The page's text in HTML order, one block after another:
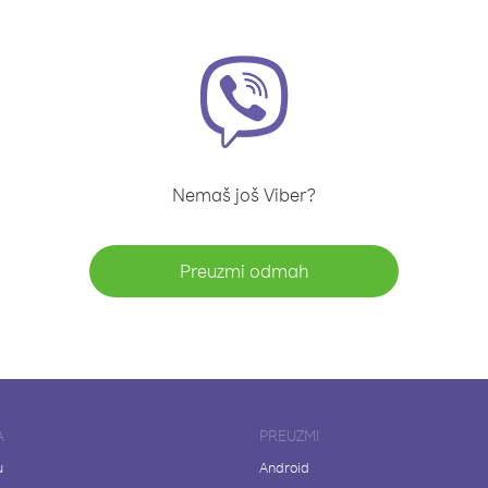
Nemaš još Viber?
Preuzmi odmah
PREUZMI
Android